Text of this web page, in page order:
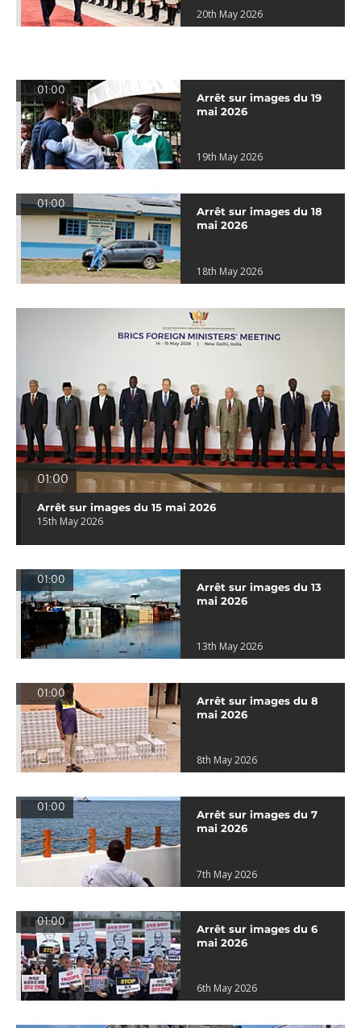
20th May 2026
01:00
Arrêt sur images du 19
mai 2026
19th May 2026
01:00
Arrêt sur images du 18
mai 2026
18th May 2026
01:00
Arrêt sur images du 15 mai 2026
15th May 2026
01:00
Arrêt sur images du 13
mai 2026
13th May 2026
01:00
Arrêt sur images du 8
mai 2026
8th May 2026
01:00
Arrêt sur images du 7
mai 2026
7th May 2026
01:00
Arrêt sur images du 6
mai 2026
6th May 2026